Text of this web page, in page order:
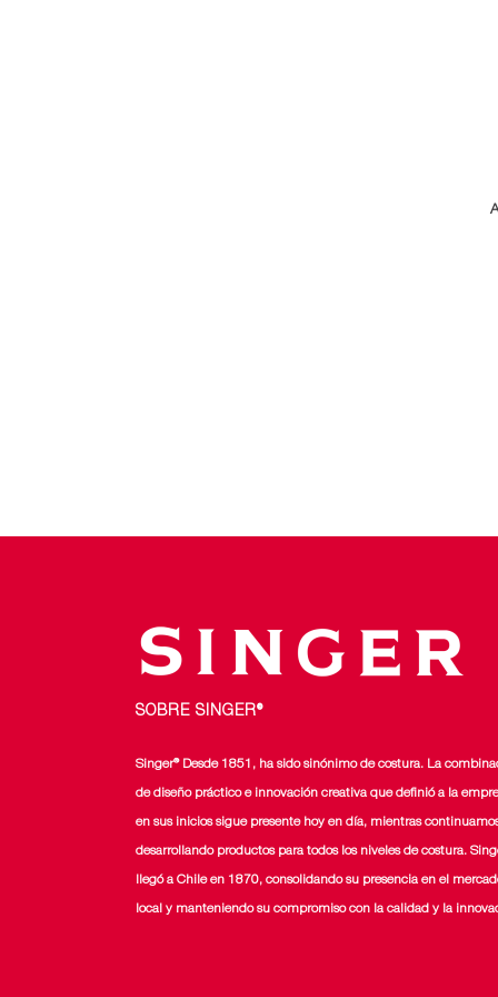
SOBRE SINGER®
Singer® Desde 1851, ha sido sinónimo de costura. La
de diseño práctico e innovación creativa que definió a la
en sus inicios sigue presente hoy en día, mientras
desarrollando productos para todos los niveles de costura.
llegó a Chile en 1870, consolidando su presencia en el
local y manteniendo su compromiso con la calidad y la